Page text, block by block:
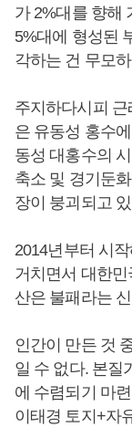
가 2%대를 향해
5%대에 형성된
각하는 건 무모
주지하다시피
은 유동성 홍수
동성 대홍수의
축소 및 경기둔
장이 붕괴되고
2014년부터 시
거치면서 대한
산은 불패라는
인간이 만든 것
일 수 없다. 본질
에 수렴되기 마
이태경 토지+자